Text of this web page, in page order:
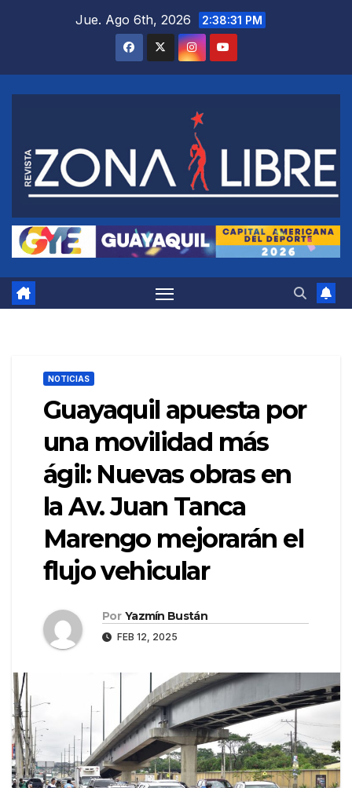
Jue. Ago 6th, 2026 2:38:31 PM
NOTICIAS
Guayaquil apuesta por
una movilidad más
ágil: Nuevas obras en
la Av. Juan Tanca
Marengo mejorarán el
flujo vehicular
Por Yazmín Bustán
FEB 12, 2025